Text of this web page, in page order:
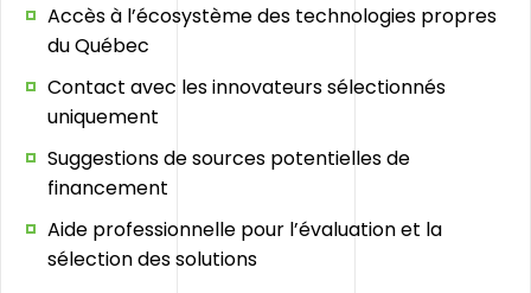
Accès à l’écosystème des technologies propres
du Québec
Contact avec les innovateurs sélectionnés
uniquement
Suggestions de sources potentielles de
financement
Aide professionnelle pour l’évaluation et la
sélection des solutions